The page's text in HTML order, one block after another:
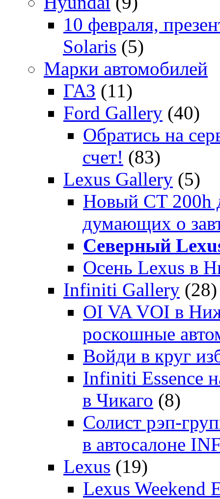
10 февраля,
Solaris (5)
Марки автомобилей
ГАЗ (11)
Ford Gallery (40)
Обратись на
счет! (83)
Lexus Gallery (5)
Новый CT 200h
думающих о
Северный
Осень Lexus в
Infiniti Gallery (28)
OI VA VOI в
роскошные
Войди в круг
Infiniti Essence
в Чикаго (8)
Солист рэп-
в автосалоне
Lexus (19)
Lexus Weekend